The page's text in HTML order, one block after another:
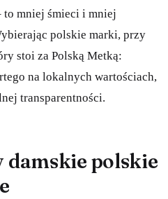
to mniej śmieci i mniej
polskie marki, przy
stoi za Polską Metką:
na lokalnych wartościach,
transparentności.
damskie polskie